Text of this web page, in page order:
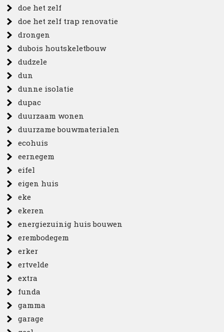
doe het zelf
doe het zelf trap renovatie
drongen
dubois houtskeletbouw
dudzele
dun
dunne isolatie
dupac
duurzaam wonen
duurzame bouwmaterialen
ecohuis
eernegem
eifel
eigen huis
eke
ekeren
energiezuinig huis bouwen
erembodegem
erker
ertvelde
extra
funda
gamma
garage